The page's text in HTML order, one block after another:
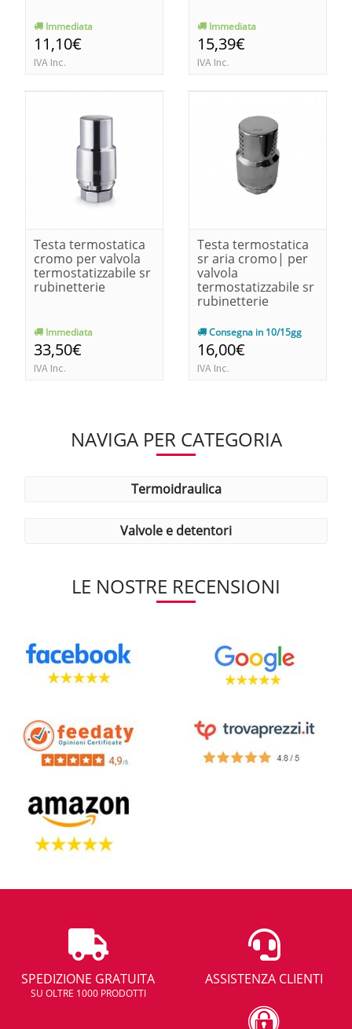
Immediata
11,10€
IVA Inc.
Immediata
15,39€
IVA Inc.
Testa termostatica
cromo per valvola
termostatizzabile sr
rubinetterie
Immediata
33,50€
IVA Inc.
Testa termostatica
sr aria cromo| per
valvola
termostatizzabile sr
rubinetterie
Consegna in 10/15gg
16,00€
IVA Inc.
NAVIGA PER CATEGORIA
termoidraulica
valvole e detentori
LE NOSTRE RECENSIONI
SPEDIZIONE GRATUITA
SU OLTRE 1000 PRODOTTI
ASSISTENZA CLIENTI